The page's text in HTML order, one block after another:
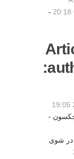
-
جکسون -
در شوی